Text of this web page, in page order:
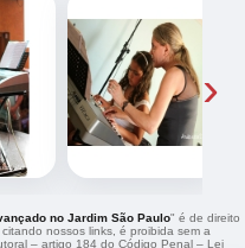
›
no Jardim São Paulo" é de direito
nossos links, é proibida sem a
– artigo 184 do Código Penal – Lei